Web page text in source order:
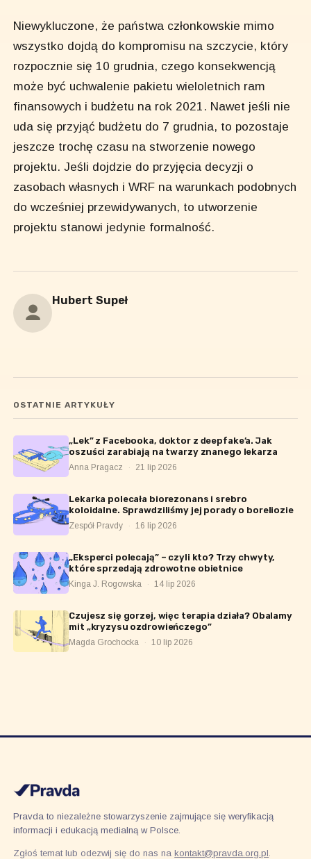
Niewykluczone, że państwa członkowskie mimo
wszystko dojdą do kompromisu na szczycie, który
rozpocznie się 10 grudnia, czego konsekwencją
może być uchwalenie pakietu wieloletnich ram
finansowych i budżetu na rok 2021. Nawet jeśli nie
uda się przyjąć budżetu do 7 grudnia, to pozostaje
jeszcze trochę czasu na stworzenie nowego
projektu. Jeśli dojdzie do przyjęcia decyzji o
zasobach własnych i WRF na warunkach podobnych
do wcześniej przewidywanych, to utworzenie
projektu stanowi jedynie formalność.
Hubert Supeł
OSTATNIE ARTYKUŁY
„Lek” z Facebooka, doktor z deepfake’a. Jak
oszuści zarabiają na twarzy znanego lekarza
Anna Pragacz · 21 lip 2026
Lekarka polecała biorezonans i srebro
koloidalne. Sprawdziliśmy jej porady o boreliozie
Zespół Pravdy · 16 lip 2026
„Eksperci polecają” – czyli kto? Trzy chwyty,
które sprzedają zdrowotne obietnice
Kinga J. Rogowska · 14 lip 2026
Czujesz się gorzej, więc terapia działa? Obalamy
mit „kryzysu ozdrowieńczego”
Magda Grochocka · 10 lip 2026
Pravda to niezależne stowarzyszenie zajmujące się weryfikacją
informacji i edukacją medialną w Polsce.
Zgłoś temat lub odezwij się do nas nakontakt@pravda.org.pl.